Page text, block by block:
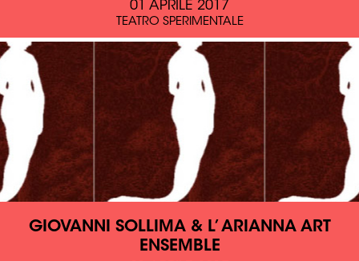
01 APRILE 2017
TEATRO SPERIMENTALE
GIOVANNI SOLLIMA & L’ ARIANNA ART
ENSEMBLE